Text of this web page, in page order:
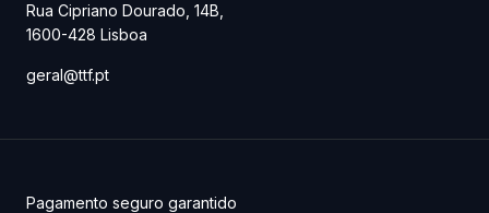
Rua Cipriano Dourado, 14B
1600-428 Lisboa
geral@ttf.pt
Pagamento seguro garantido